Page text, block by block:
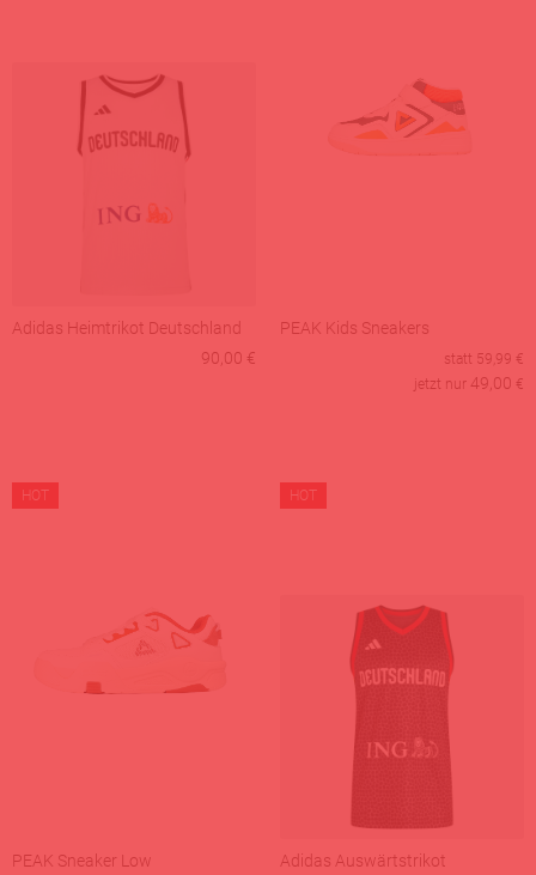
Adidas Heimtrikot Deutschland
90,00 €
PEAK Kids Sneakers
statt 59,99 €
jetzt nur 49,00 €
HOT
PEAK Sneaker Low
HOT
Adidas Auswärtstrikot